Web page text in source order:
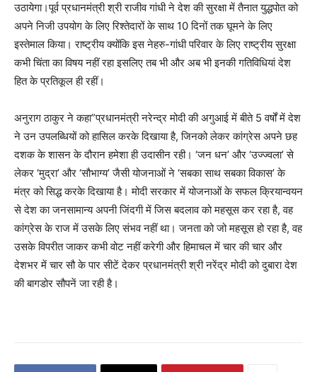
उठायेगा।पूर्व प्रधानमंत्री श्री राजीव गांधी ने देश की सुरक्षा में तैनात युद्धपोत को
अपने निजी उपयोग के लिए रिश्तेदारों के साथ 10 दिनों तक घूमने के लिए
इस्तेमाल किया। राष्ट्रीय क्योंकि इस नेहरु-गांधी परिवार के लिए राष्ट्रीय सुरक्षा
कभी चिंता का विषय नहीं रहा इसलिए तब भी और अब भी इनकी गतिविधियां देश
हित के प्रतिकूल ही रहीं।
अनुराग ठाकुर ने कहा”प्रधानमंत्री नरेन्द्र मोदी की अगुआई में बीते 5 वर्षों में देश
ने उन उपलब्धियों को हासिल करके दिखाया है, जिनको लेकर कांग्रेस अपने छह
दशक के शासन के दौरान हमेशा ही उदासीन रही। ‘जन धन’ और ‘उज्ज्वला’ से
लेकर ‘मुद्रा’ और ‘सौभाग्य’ जैसी योजनाओं ने ‘सबका साथ सबका विकास’ के
मंत्र को सिद्ध करके दिखाया है। मोदी सरकार में योजनाओं के सफल क्रियान्वयन
से देश का जनसामान्य अपनी जिंदगी में जिस बदलाव को महसूस कर रहा है, वह
कांग्रेस के राज में उसके लिए संभव नहीं था। जनता को जो महसूस हो रहा है, वह
उसके विपरीत जाकर कभी वोट नहीं करेगी और हिमाचल में चार की चार और
देशभर में चार सौ के पार सीटें देकर प्रधानमंत्री श्री नरेंद्र मोदी को दुबारा देश
की बागडोर सौपनें जा रही है।